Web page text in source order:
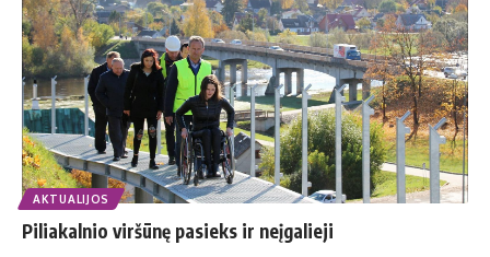
AKTUALIJOS
Piliakalnio viršūnę pasieks ir neįgalieji